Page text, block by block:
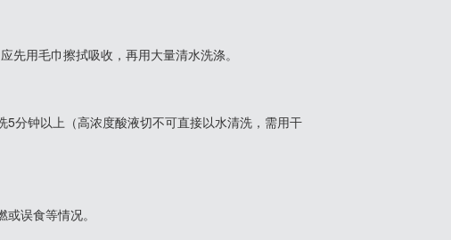
先用毛巾擦拭吸收，再用大量清水洗涤。
分钟以上（高浓度酸液切不可直接以水清洗，需用干
误食等情况。